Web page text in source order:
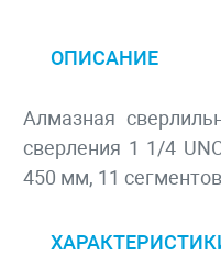
ОПИСАНИЕ
Алмазная
сверления 1 1/4
450 мм, 11